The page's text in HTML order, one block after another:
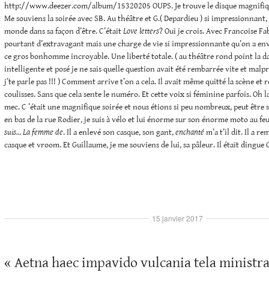
http://www.deezer.com/album/15320205 OUPS. Je trouve le disque
Me souviens la soirée avec SB. Au théâtre et G.( Depardieu ) si
monde dans sa façon d’être. C’étaitLove letters? Oui je crois. Avec Francoise
pourtant d’extravagant mais une charge de vie si impressionnante qu’on a
ce gros bonhomme incroyable. Une liberté totale. ( au théâtre rond point la
intelligente et posé je ne sais quelle question avait été rembarrée vite et
j’te parle pas !!! ) Comment arrive t’on a cela. Il avait même quitté la scène et
coulisses. Sans que cela sente le numéro. Et cette voix si féminine parfois. Oh
mec. C ’était une magnifique soirée et nous étions si peu nombreux, peut être
en bas de la rue Rodier, je suis à vélo et lui énorme sur son énorme moto au
suis… La femme de. Il a enlevé son casque, son gant,enchantém’a t’il dit. Il a
casque et vroom. Et Guillaume, je me souviens de lui, sa pâleur. Il était dingue
« Aetna haec impavido vulcania tela
15 janvier 2017